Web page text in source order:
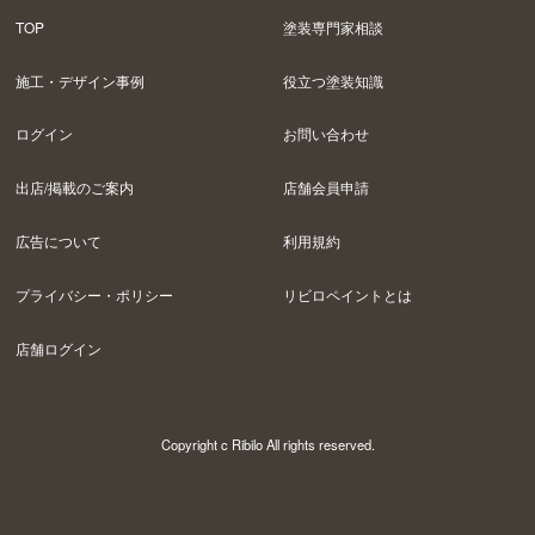
TOP 塗装専門家相談
施工・デザイン事例 役立つ塗装知識
ログイン お問い合わせ
出店/掲載のご案内 店舗会員申請
広告について 利用規約
プライバシー・ポリシー リビロペイントとは
店舗ログイン
Copyright c Ribilo All rights reserved.